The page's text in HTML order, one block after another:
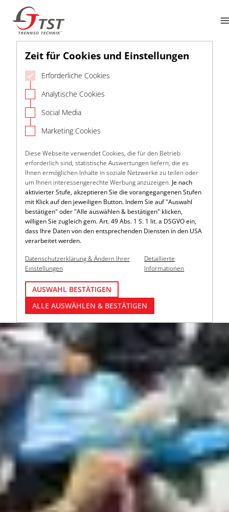
Zeit für Cookies und Einstellungen
Erforderliche Cookies
Analytische Cookies
Social Media
Marketing Cookies
Diese Webseite verwendet Cookies, die für den Betrieb
erforderlich sind, statistische Auswertungen liefern, die es
Ihnen ermöglichen Inhalte in soziale Netzwerke zu teilen oder
um Ihnen interessengerechte Werbung anzuzeigen. Je nach
aktivierter Stufe, akzeptieren Sie die vorangegangenen Stufen
mit Klick auf den jeweiligen Button. Indem Sie auf "Auswahl
bestätigen" oder "Alle auswählen & bestätigen" klicken,
willigen Sie zugleich gem. Art. 49 Abs. 1 S. 1 lit. a DSGVO ein,
dass Ihre Daten von den entsprechenden Diensten in den USA
verarbeitet werden.
Datenschutzerklärung & Ändern Ihrer
Einstellungen
Detaillierte
Informationen
AUSWAHL BESTÄTIGEN
ALLE AUSWÄHLEN & BESTÄTIGEN